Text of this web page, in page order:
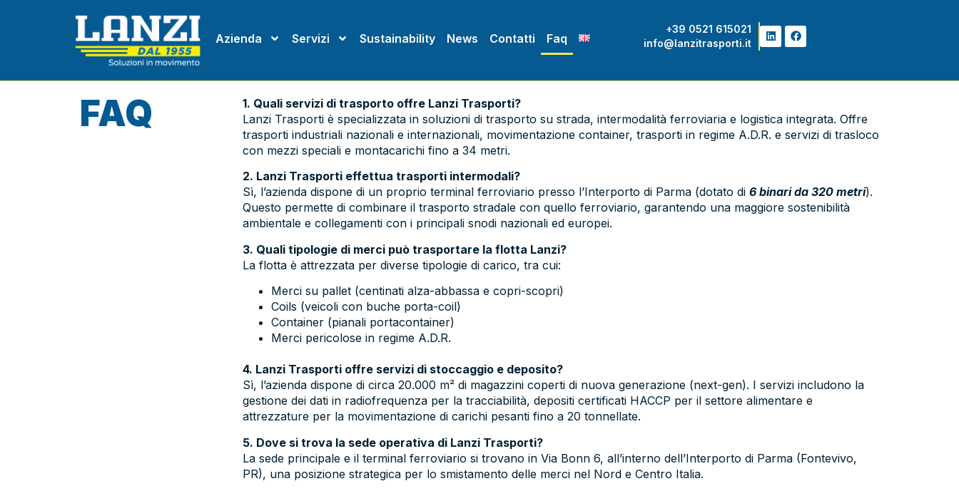
Azienda Servizi Sustainability News Contatti Faq
+39 0521 615021
info@lanzitrasporti.it
FAQ
1. Quali servizi di trasporto offre Lanzi Trasporti?
Lanzi Trasporti è specializzata in soluzioni di trasporto su strada, intermodalità ferroviaria e logistica integrata. Offre
trasporti industriali nazionali e internazionali, movimentazione container, trasporti in regime A.D.R. e servizi di trasloco
con mezzi speciali e montacarichi fino a 34 metri.
2. Lanzi Trasporti effettua trasporti intermodali?
Sì, l’azienda dispone di un proprio terminal ferroviario presso l’Interporto di Parma (dotato di 6 binari da 320 metri).
Questo permette di combinare il trasporto stradale con quello ferroviario, garantendo una maggiore sostenibilità
ambientale e collegamenti con i principali snodi nazionali ed europei.
3. Quali tipologie di merci può trasportare la flotta Lanzi?
La flotta è attrezzata per diverse tipologie di carico, tra cui:
Merci su pallet (centinati alza-abbassa e copri-scopri)
Coils (veicoli con buche porta-coil)
Container (pianali portacontainer)
Merci pericolose in regime A.D.R.
4. Lanzi Trasporti offre servizi di stoccaggio e deposito?
Sì, l’azienda dispone di circa 20.000 m² di magazzini coperti di nuova generazione (next-gen). I servizi includono la
gestione dei dati in radiofrequenza per la tracciabilità, depositi certificati HACCP per il settore alimentare e
attrezzature per la movimentazione di carichi pesanti fino a 20 tonnellate.
5. Dove si trova la sede operativa di Lanzi Trasporti?
La sede principale e il terminal ferroviario si trovano in Via Bonn 6, all’interno dell’Interporto di Parma (Fontevivo,
PR), una posizione strategica per lo smistamento delle merci nel Nord e Centro Italia.